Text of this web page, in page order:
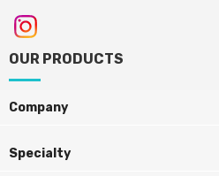
OUR PRODUCTS
Company
Specialty